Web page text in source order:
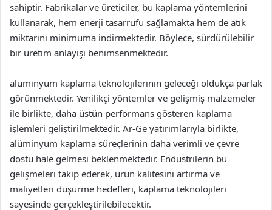
sahiptir. Fabrikalar ve üreticiler, bu kaplama yöntemlerini
kullanarak, hem enerji tasarrufu sağlamakta hem de atık
miktarını minimuma indirmektedir. Böylece, sürdürülebilir
bir üretim anlayışı benimsenmektedir.
alüminyum kaplama teknolojilerinin geleceği oldukça parlak
görünmektedir. Yenilikçi yöntemler ve gelişmiş malzemeler
ile birlikte, daha üstün performans gösteren kaplama
işlemleri geliştirilmektedir. Ar-Ge yatırımlarıyla birlikte,
alüminyum kaplama süreçlerinin daha verimli ve çevre
dostu hale gelmesi beklenmektedir. Endüstrilerin bu
gelişmeleri takip ederek, ürün kalitesini artırma ve
maliyetleri düşürme hedefleri, kaplama teknolojileri
sayesinde gerçekleştirilebilecektir.